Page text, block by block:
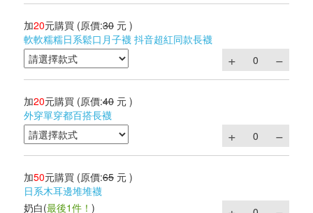
加20元購買 (原價:30 元 )
軟軟糯糯日系鬆口月子襪 抖音超紅同款長襪
加20元購買 (原價:40 元 )
外穿單穿都百搭長襪
加50元購買 (原價:65 元 )
日系木耳邊堆堆襪
奶白(最後1件！ )